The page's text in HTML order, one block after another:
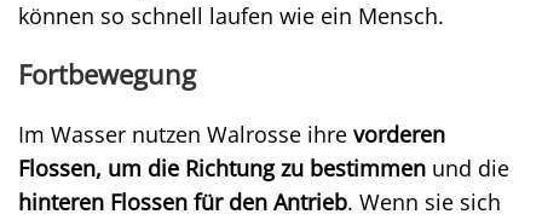
können so schnell laufen wie ein Mensch.
Fortbewegung
Im Wasser nutzen Walrosse ihre vorderen
Flossen, um die Richtung zu bestimmen und die
hinteren Flossen für den Antrieb. Wenn sie sich